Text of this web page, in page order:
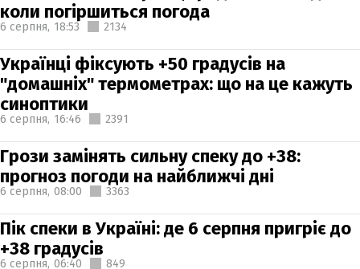
коли погіршиться погода
6 серпня, 18:53 2134
Українці фіксують +50 градусів на
"домашніх" термометрах: що на це кажуть
синоптики
6 серпня, 16:46 2391
Грози замінять сильну спеку до +38:
прогноз погоди на найближчі дні
6 серпня, 08:00 3363
Пік спеки в Україні: де 6 серпня пригріє до
+38 градусів
6 серпня, 06:40 849